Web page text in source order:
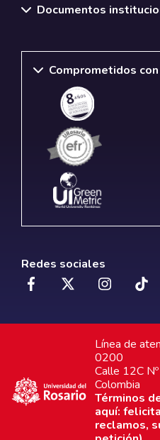
Documentos
Comprometidos
Redes sociales
Línea de
0200
Calle 12C
Colombia
Términos
aquí:
reclamos,